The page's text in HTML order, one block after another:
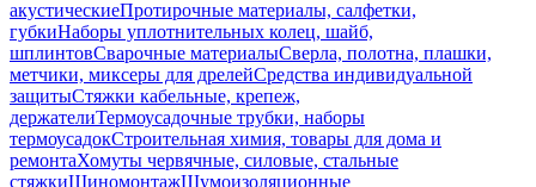
акустическиеПротирочные материалы, салфетки,
губкиНаборы уплотнительных колец, шайб,
шплинтовСварочные материалыСверла, полотна, плашки,
метчики, миксеры для дрелейСредства индивидуальной
защитыСтяжки кабельные, крепеж,
держателиТермоусадочные трубки, наборы
термоусадокСтроительная химия, товары для дома и
ремонтаХомуты червячные, силовые, стальные
стяжкиШиномонтажШумоизоляционные